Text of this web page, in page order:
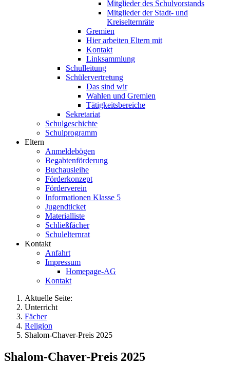
Mitglieder des Schulvorstands
Mitglieder der Stadt- und
Kreiselternräte
Gremien
Hier arbeiten Eltern mit
Kontakt
Linksammlung
Schulleitung
Schülervertretung
Das sind wir
Wahlen und Gremien
Tätigkeitsbereiche
Sekretariat
Schulgeschichte
Schulprogramm
Eltern
Anmeldebögen
Begabtenförderung
Buchausleihe
Förderkonzept
Förderverein
Informationen Klasse 5
Jugendticket
Materialliste
Schließfächer
Schulelternrat
Kontakt
Anfahrt
Impressum
Homepage-AG
Kontakt
Aktuelle Seite:
Unterricht
Fächer
Religion
Shalom-Chaver-Preis 2025
Shalom-Chaver-Preis 2025